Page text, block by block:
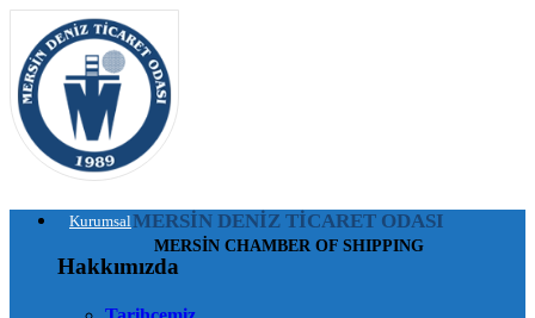
MERSİN DENİZ TİCARET ODASI
MERSİN CHAMBER OF SHIPPING
Kurumsal
Hakkımızda